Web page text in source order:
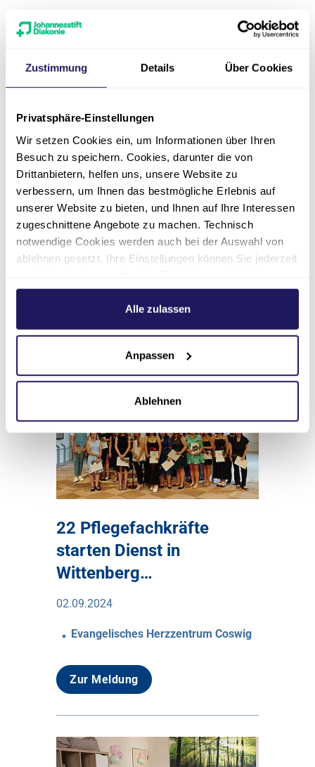
Zustimmung Details Über Cookies
Privatsphäre-Einstellungen
Wir setzen Cookies ein, um Informationen über Ihren
Besuch zu speichern. Cookies, darunter die von
Drittanbietern, helfen uns, unsere Website zu
verbessern, um Ihnen das bestmögliche Erlebnis auf
unserer Website zu bieten, und Ihnen auf Ihre Interessen
zugeschnittene Angebote zu machen. Technisch
notwendige Cookies werden auch bei der Auswahl von
ablehnen gesetzt. Ihre Einstellungen können Sie jederzeit
Weitere Informationen hierzu finden Sie in unserer
.
Alle zulassen
Anpassen
Ablehnen
Zur Meldung
Herzexperten in Coswig
und Wittenberg arbeiten…
30.09.2024
Zur Meldung
22 Pflegefachkräfte
starten Dienst in
Wittenberg…
02.09.2024
Evangelisches Herzzentrum Coswig
Zur Meldung